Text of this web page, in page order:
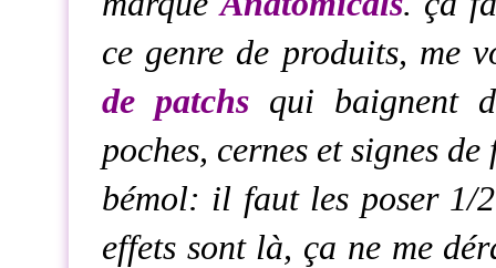
ce genre de produits, me
de patchsqui baignent
poches, cernes et signes
bémol: il faut les poser 1/
effets sont là, ça ne me